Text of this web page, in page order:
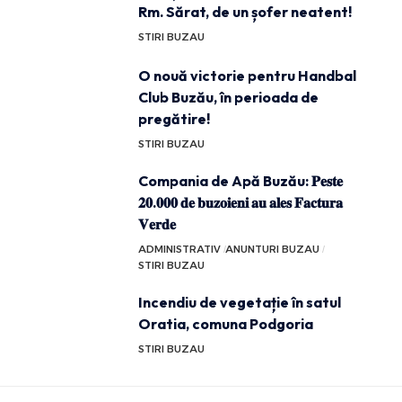
Rm. Sărat, de un șofer neatent!
STIRI BUZAU
O nouă victorie pentru Handbal
Club Buzău, în perioada de
pregătire!
STIRI BUZAU
Compania de Apă Buzău: 𝐏𝐞𝐬𝐭𝐞
𝟐𝟎.𝟎𝟎𝟎 𝐝𝐞 𝐛𝐮𝐳𝐨𝐢𝐞𝐧𝐢 𝐚𝐮 𝐚𝐥𝐞𝐬 𝐅𝐚𝐜𝐭𝐮𝐫𝐚
𝐕𝐞𝐫𝐝𝐞
ADMINISTRATIV ANUNTURI BUZAU
STIRI BUZAU
Incendiu de vegetație în satul
Oratia, comuna Podgoria
STIRI BUZAU